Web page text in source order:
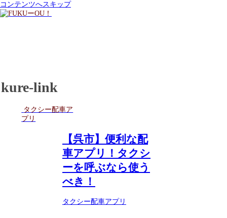
コンテンツへスキップ
kure-link
タクシー配車ア
プリ
【呉市】便利な配
車アプリ！タクシ
ーを呼ぶなら使う
べき！
タクシー配車アプリ